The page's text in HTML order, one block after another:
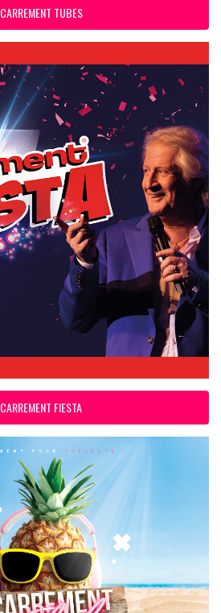
CARREMENT TUBES
CARREMENT FIESTA